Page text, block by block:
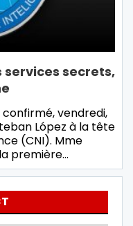
services secrets,
vendredi,
López à la tête
(CNI). Mme
première…